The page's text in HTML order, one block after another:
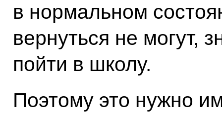
в нормальном
вернуться не могут,
пойти в школу.
Поэтому это нужно